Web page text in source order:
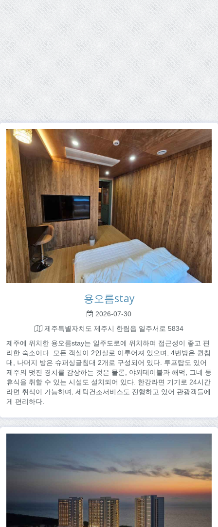
용오름stay
2026-07-30
제주특별자치도 제주시 한림읍 일주서로 5834
제주에 위치한 용오름stay는 일주도로에 위치하여 접근성이 좋고 편
리한 숙소이다. 모든 객실이 2인실로 이루어져 있으며, 4번방은 퀸침
대, 나머지 방은 슈퍼싱글침대 2개로 구성되어 있다. 루프탑도 있어
제주의 멋진 경치를 감상하는 것은 물론, 야외테이블과 해먹, 그네 등
휴식을 취할 수 있는 시설도 설치되어 있다. 한강라면 기기로 24시간
라면 취식이 가능하며, 세탁건조서비스도 진행하고 있어 관광객들에
게 편리하다.